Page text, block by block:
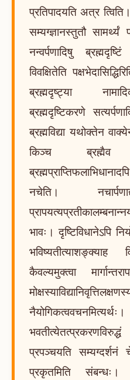
प्रतिपादयति अत्र
सम्यग्ज्ञानस्तुतौ
नन्वर्पणादिषु
विवक्षितेति
ब्रह्मदृष्ट्या
ब्रह्मदृष्टिकरणे
ब्रह्मविद्या यथोक्तेन
किञ्च ब्रह्मैव
नचेति।
भावः। दृष्टिविधानेऽपि
कैवल्यमुक्त्वा
प्रपञ्चयति
प्रकृतमिति